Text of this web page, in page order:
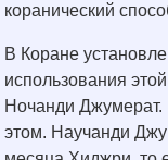
коранический
В Коране
использования
Ночанди
этом. Научанди